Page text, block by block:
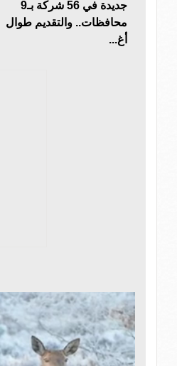
جديدة في 56 شركة بـ9
محافظات.. والتقديم طوال
أغ...